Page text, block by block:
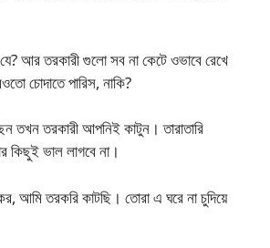
যে? আর তরকারী গুলো সব না কেটে ওভাবে রেখে
চোদাতে পারিস, নাকি?
তখন তরকারী আপনিই কাটুন। তারাতারি
কিছুই ভাল লাগবে না।
আমি তরকরি কাটছি। তোরা এ ঘরে না চুদিয়ে